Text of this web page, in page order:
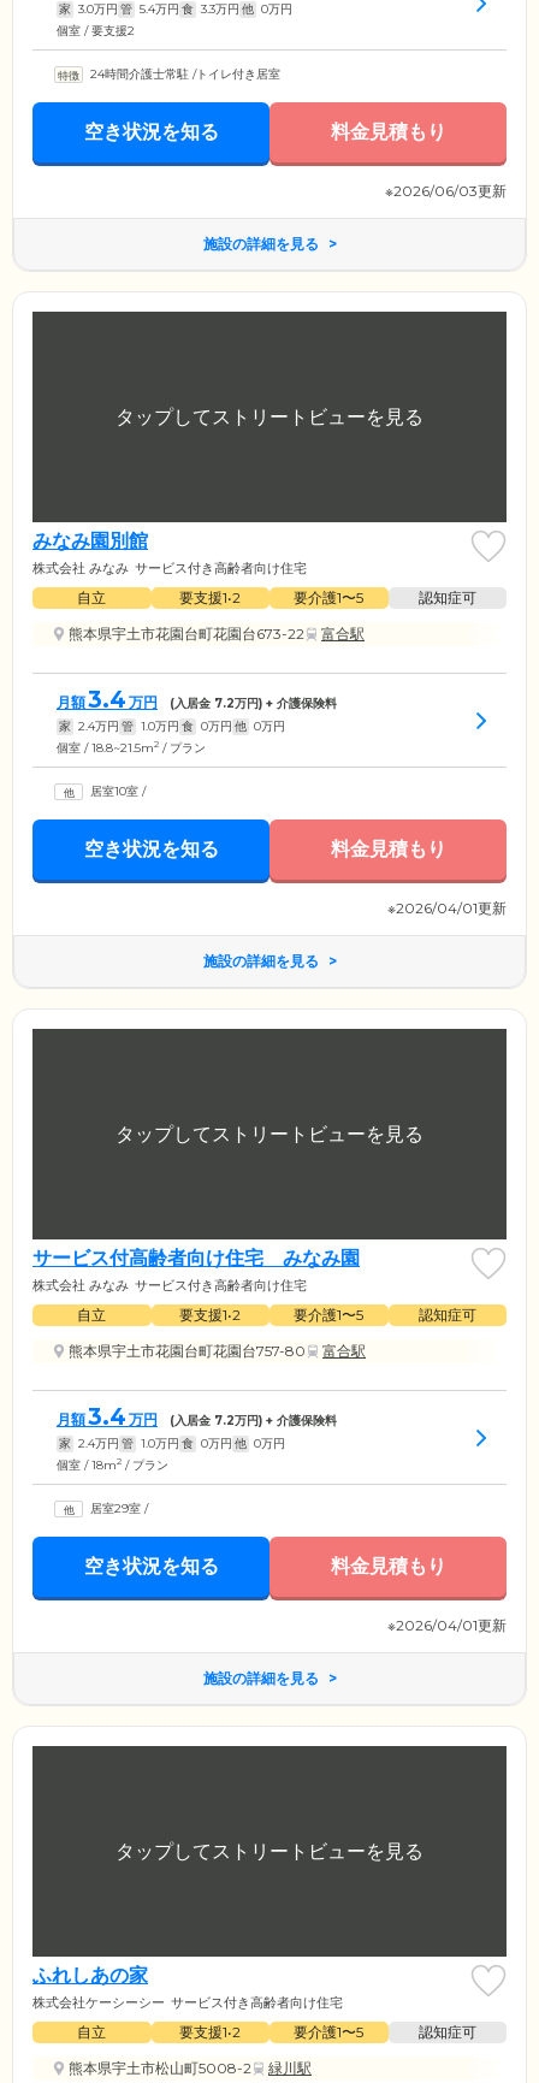
家 3.0万円 管 5.4万円 食 3.3万円 他 0万円
個室 / 要支援2
24時間介護士常駐 /トイレ付き居室
空き状況を知る 料金見積もり
※2026/06/03更新
施設の詳細を見る
みなみ園別館
株式会社 みなみ サービス付き高齢者向け住宅
自立 要支援1•2 要介護1〜5
認知症可
熊本県宇土市花園台町花園台673-22
富合駅
月額3.4 万円 (入居金 7.2万円) + 介護保険料
家 2.4万円 管 1.0万円 食 0万円 他 0万円
個室 / 18.8~21.5m2 / プラン
居室10室 /
空き状況を知る 料金見積もり
※2026/04/01更新
施設の詳細を見る
サービス付高齢者向け住宅 みなみ園
株式会社 みなみ サービス付き高齢者向け住宅
自立 要支援1•2 要介護1〜5
認知症可
熊本県宇土市花園台町花園台757-80
富合駅
月額3.4 万円 (入居金 7.2万円) + 介護保険料
家 2.4万円 管 1.0万円 食 0万円 他 0万円
個室 / 18m2 / プラン
居室29室 /
空き状況を知る 料金見積もり
※2026/04/01更新
施設の詳細を見る
ふれしあの家
株式会社ケーシーシー サービス付き高齢者向け住宅
自立 要支援1•2 要介護1〜5
認知症可
熊本県宇土市松山町5008-2
緑川駅